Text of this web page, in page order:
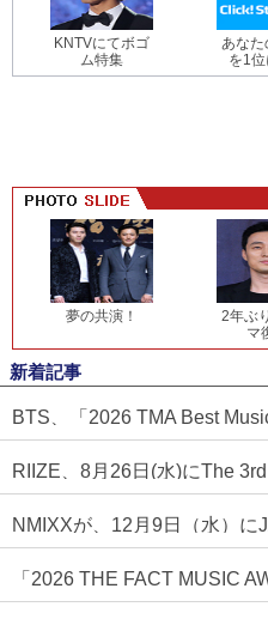
KNTVにてボゴ
ム特集
あなた
を1位
夢の共演！
2年ぶ
マ
新着記事
BTS、「2026 TMA Best
RIIZE、8月26日(水)にThe
NMIXXが、12月9日（水）
「2026 THE FACT MUSIC